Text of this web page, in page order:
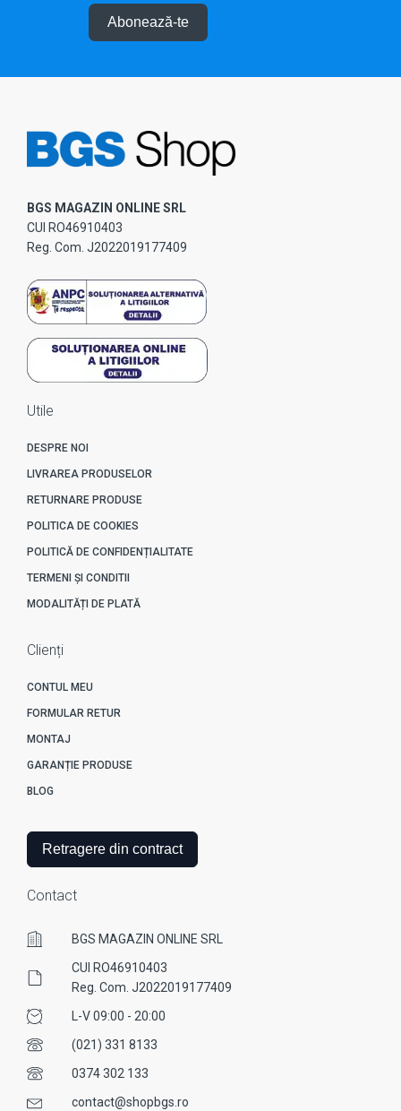
Abonează-te
BGS MAGAZIN ONLINE SRL
CUI RO46910403
Reg. Com. J2022019177409
Utile
DESPRE NOI
LIVRAREA PRODUSELOR
RETURNARE PRODUSE
POLITICA DE COOKIES
POLITICĂ DE CONFIDENȚIALITATE
TERMENI ȘI CONDITII
MODALITĂȚI DE PLATĂ
Clienți
CONTUL MEU
FORMULAR RETUR
MONTAJ
GARANȚIE PRODUSE
BLOG
Retragere din contract
Contact
BGS MAGAZIN ONLINE SRL
CUI RO46910403
Reg. Com. J2022019177409
L-V 09:00 - 20:00
(021) 331 8133
0374 302 133
contact@shopbgs.ro